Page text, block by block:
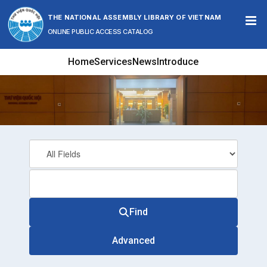
Skip to content
THE NATIONAL ASSEMBLY LIBRARY OF VIETNAM
ONLINE PUBLIC ACCESS CATALOG
HomeServicesNewsIntroduce
Find
Advanced